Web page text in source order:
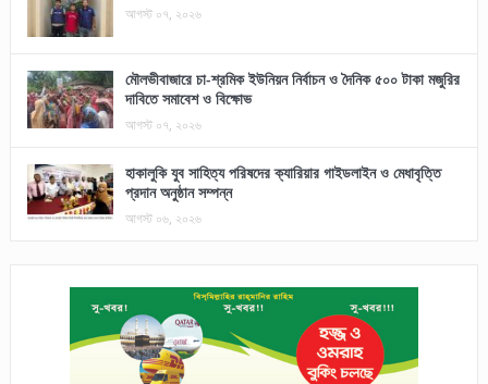
আগস্ট ০৭, ২০২৬
মৌলভীবাজারে চা-শ্রমিক ইউনিয়ন নির্বাচন ও দৈনিক ৫০০ টাকা মজুরির
দাবিতে সমাবেশ ও বিক্ষোভ
আগস্ট ০৭, ২০২৬
হাকালুকি যুব সাহিত্য পরিষদের ক্যারিয়ার গাইডলাইন ও মেধাবৃত্তি
প্রদান অনুষ্ঠান সম্পন্ন
আগস্ট ০৬, ২০২৬